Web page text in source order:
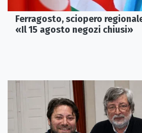
Ferragosto, sciopero
«Il 15 agosto negozi chiusi»